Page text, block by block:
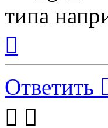
типа
началу
Ответить